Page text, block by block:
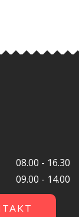
08.00 - 16.30
09.00 - 14.00